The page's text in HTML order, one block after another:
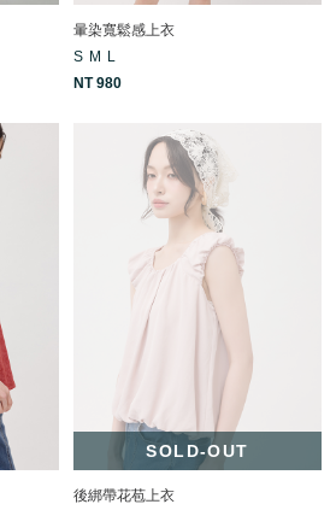
暈染寬鬆感上衣
S M L
NT 980
SOLD-OUT
後綁帶花苞上衣